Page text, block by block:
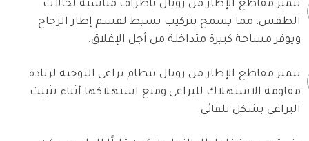
تتميز مقاطع الإطار من رويال بأطراف مناسبة لحالات
الطقس، مما يسمح بتركيب بسيط لقسم إطار الزجاج
ويوفر مساحة كبيرة متداخلة من أجل الإغلاق.
تتميز مقاطع الإطار من رويال بنظام براغي التوجيه لزيادة
مقاومة الاستهلاك للبراغي ومنع استهلاكها أثناء تثبيت
البراغي بشكل تلقائي.